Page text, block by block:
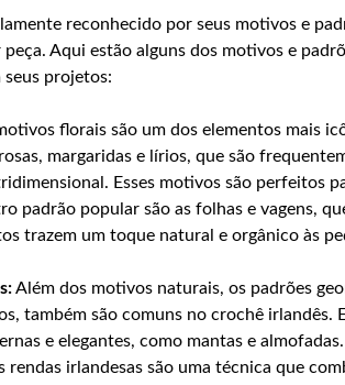
reconhecido por seus motivos e
Aqui estão alguns dos motivos e
projetos:
florais são um dos elementos mais
margaridas e lírios, que são
Esses motivos são perfeitos
padrão popular são as folhas e vagens,
trazem um toque natural e orgânico às
Além dos motivos naturais, os padrões
também são comuns no crochê irlandês.
e elegantes, como mantas e almofadas.
rendas irlandesas são uma técnica que